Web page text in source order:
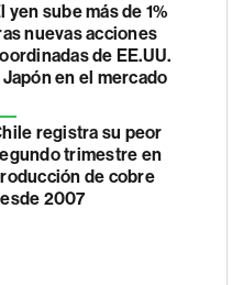
yen sube más de 1%
nuevas acciones
de EE.UU.
Japón en el mercado
registra su peor
trimestre en
de cobre
2007